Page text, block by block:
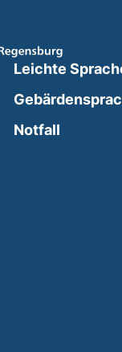
window)
Leichte
Notfall